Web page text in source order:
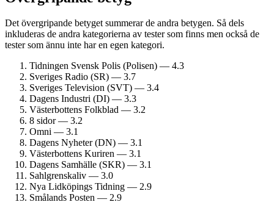
Det övergripande betyget summerar de andra betygen. Så dels
inkluderas de andra kategorierna av tester som finns men också de
tester som ännu inte har en egen kategori.
Tidningen Svensk Polis (Polisen) — 4.3
Sveriges Radio (SR) — 3.7
Sveriges Television (SVT) — 3.4
Dagens Industri (DI) — 3.3
Västerbottens Folkblad — 3.2
8 sidor — 3.2
Omni — 3.1
Dagens Nyheter (DN) — 3.1
Västerbottens Kuriren — 3.1
Dagens Samhälle (SKR) — 3.1
Sahlgrenskaliv — 3.0
Nya Lidköpings Tidning — 2.9
Smålands Posten — 2.9